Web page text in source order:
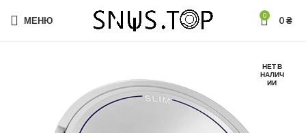
МЕНЮ 0 0₴
НЕТ В
НАЛИЧ
ИИ